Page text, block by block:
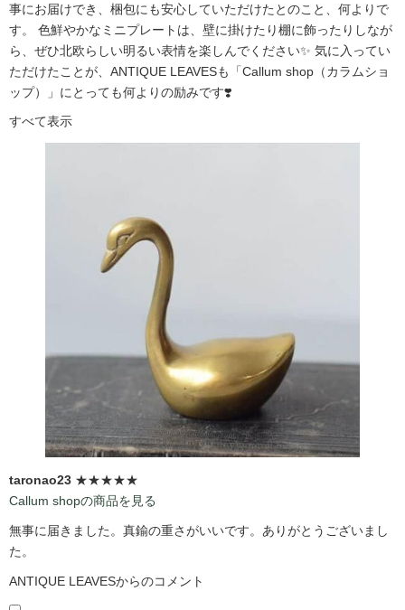
事にお届けでき、梱包にも安心していただけたとのこと、何よりで
す。 色鮮やかなミニプレートは、壁に掛けたり棚に飾ったりしなが
ら、ぜひ北欧らしい明るい表情を楽しんでください✨ 気に入ってい
ただけたことが、ANTIQUE LEAVESも「Callum shop（カラムショ
ップ）」にとっても何よりの励みです❣️
すべて表示
taronao23 ★★★★★
Callum shopの商品を見る
無事に届きました。真鍮の重さがいいです。ありがとうございまし
た。
ANTIQUE LEAVESからのコメント